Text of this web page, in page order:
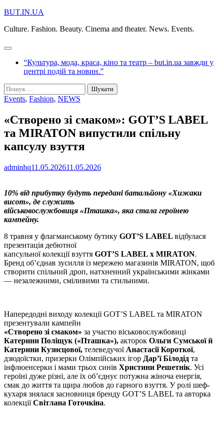
Перейти
вмісту
BUT.IN.UA
Culture. Fashion. Beauty. Cinema and theater. News. Events.
“Культура, мода, краса, кіно та театр – but.in.ua завжди у
центрі подій та новин.”
Пошук:
Events, Fashion, NEWS
«Створено зі смаком»: GOT’S LABEL
та MIRATON випустили спільну
капсулу взуття
adminhq11.05.202611.05.2026
10% від прибутку будуть передані батальйону «Хижаки
висот», де служить
військовослужбовиця «Пташка», яка стала героїнею
кампейну.
8 травня у флагманському бутику GOT’S LABEL відбулася
презентація дебютної
капсульної колекції взуття GOT’S LABEL x MIRATON.
Бренд об’єднав зусилля із мережею магазинів MIRATON, щоб
створити спільний дроп, натхненний українськими жінками
— незалежними, сміливими та стильними.
Напередодні виходу колекції GOT’S LABEL та MIRATON
презентували кампейн
«Створено зі смаком» за участю віськовослужбовиці
Катерини Поліщук («Пташка»), акторок Ольги Сумської й
Катерини Кузнєцової, телеведучої Анастасії Короткої,
дзюдоїстки, призерки Олімпійських ігор Дарʼї Білодід та
інфлюенсерки і мами трьох синів Христини Решетнік. Усі
героїні дуже різні, але їх об’єднує потужна жіноча енергія,
смак до життя та щира любов до гарного взуття. У ролі шеф-
кухаря знялася засновниця бренду GOT’S LABEL та авторка
колекціїСвітлана Готочкіна.